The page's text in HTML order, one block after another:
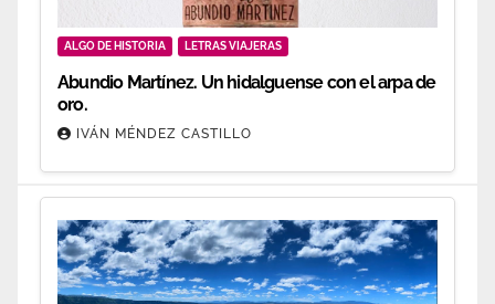
ALGO DE HISTORIA LETRAS VIAJERAS
Abundio Martínez. Un hidalguense con el arpa de
oro.
IVÁN MÉNDEZ CASTILLO